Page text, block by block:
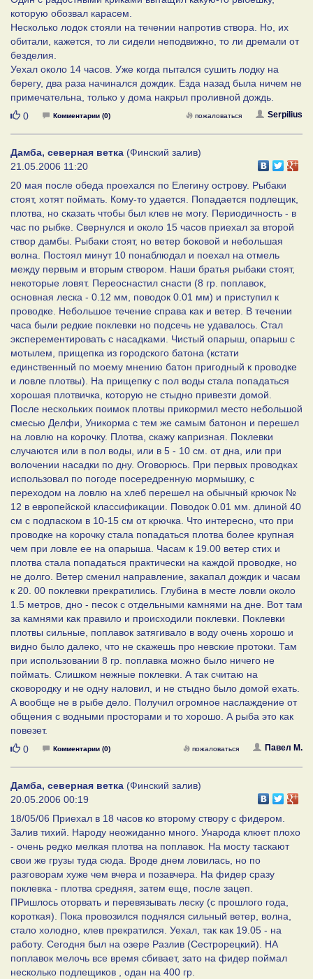
которую обозвал карасем.
Несколько лодок стояли на течении напротив створа. Но, их
обитали, кажется, то ли сидели неподвижно, то ли дремали от
безделия.
Уехал около 14 часов. Уже когда пытался сушить лодку на
берегу, два раза начинался дождик. Езда назад была ничем не
примечательна, только у дома накрыл проливной дождь.
Нравится
0 Комментарии (0) Serpilius
пожаловаться
Дамба, северная ветка (Финский залив)
21.05.2006 11:20
20 мая после обеда проехался по Елегину острову. Рыбаки
стоят, хотят поймать. Кому-то удается. Попадается подлещик,
плотва, но сказать чтобы был клев не могу. Периодичность - в
час по рыбке. Свернулся и около 15 часов приехал за второй
створ дамбы. Рыбаки стоят, но ветер боковой и небольшая
волна. Постоял минут 10 понаблюдал и поехал на отмель
между первым и вторым створом. Наши братья рыбаки стоят,
некоторые ловят. Переоснастил снасти (8 гр. поплавок,
основная леска - 0.12 мм, поводок 0.01 мм) и приступил к
проводке. Небольшое течение справа как и ветер. В течении
часа были редкие поклевки но подсечь не удавалось. Стал
эксперементировать с насадками. Чистый опарыш, опарыш с
мотылем, прищепка из городского батона (кстати
единственный по моему мнению батон пригодный к проводке
и ловле плотвы). На прищепку с пол воды стала попадаться
хорошая плотвичка, которую не стыдно привезти домой.
После нескольких поимок плотвы прикормил место небольшой
смесью Делфи, Уникорма с тем же самым батонон и перешел
на ловлю на корочку. Плотва, скажу капризная. Поклевки
случаются или в пол воды, или в 5 - 10 см. от дна, или при
волочении насадки по дну. Оговорюсь. При первых проводках
использовал по погоде посередренную мормышку, с
переходом на ловлю на хлеб перешел на обычный крючок №
12 в европейской классификации. Поводок 0.01 мм. длиной 40
см с подпаском в 10-15 см от крючка. Что интересно, что при
проводке на корочку стала попадаться плотва более крупная
чем при ловле ее на опарыша. Часам к 19.00 ветер стих и
плотва стала попадаться практически на каждой проводке, но
не долго. Ветер сменил направление, закапал дождик и часам
к 20. 00 поклевки прекратились. Глубина в месте ловли около
1.5 метров, дно - песок с отдельными камнями на дне. Вот там
за камнями как правило и происходили поклевки. Поклевки
плотвы сильные, поплавок затягивало в воду очень хорошо и
видно было далеко, что не скажешь про невские протоки. Там
при использовании 8 гр. поплавка можно было ничего не
поймать. Слишком нежные поклевки. А так считаю на
сковородку и не одну наловил, и не стыдно было домой ехать.
А вообще не в рыбе дело. Получил огромное наслаждение от
общения с водными просторами и то хорошо. А рыба это как
повезет.
Нравится
0 Комментарии (0) Павел М.
пожаловаться
Дамба, северная ветка (Финский залив)
20.05.2006 00:19
18/05/06 Приехал в 18 часов ко второму створу с фидером.
Залив тихий. Народу неожиданно много. Ународа клюет плохо
- очень редко мелкая плотва на поплавок. На мосту таскают
свои же грузы туда сюда. Вроде днем ловилась, но по
разговорам хуже чем вчера и позавчера. На фидер сразу
поклевка - плотва средняя, затем еще, после зацеп.
ПРишлось оторвать и перевязывать леску (с прошлого года,
короткая). Пока провозился поднялся сильный ветер, волна,
стало холодно, клев прекратился. Уехал, так как 19.05 - на
работу. Сегодня был на озере Разлив (Сестрорецкий). НА
поплавок мелочь все время сбивает, зато на фидер поймал
несколько подлещиков , одан на 400 гр.